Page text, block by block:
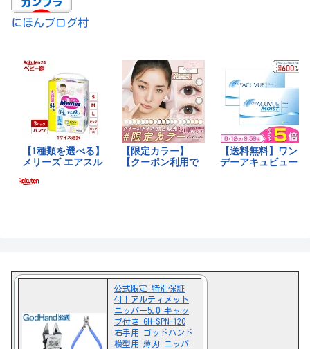
にほんブログ村
公式限定 特別保証
付！アルティメット
ニッパー5.0 キャッ
プ付き GH-SPN-120
右手用 ゴッドハンド
模型用 薄刃 ニッパ